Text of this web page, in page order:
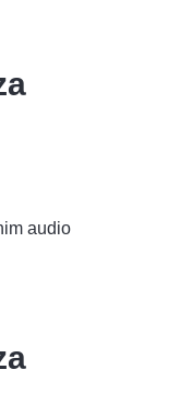
audio